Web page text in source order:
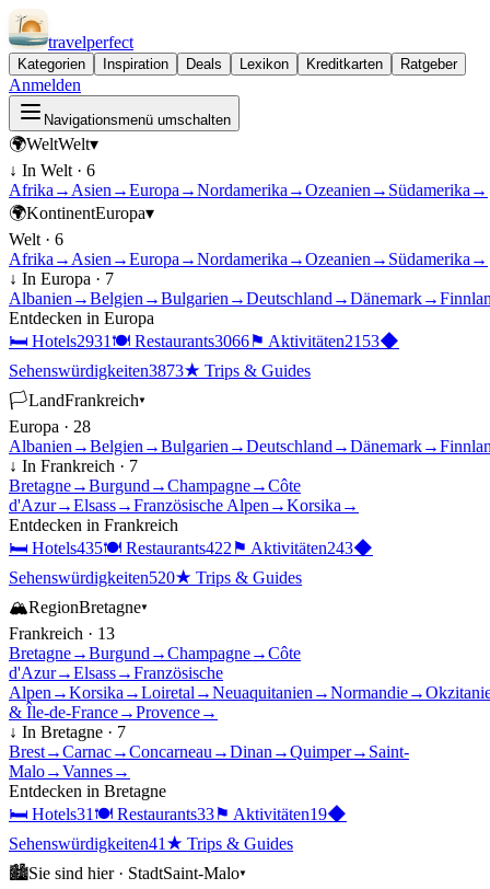
travelperfect
Kategorien Inspiration Deals Lexikon Kreditkarten Ratgeber
Anmelden
Navigationsmenü umschalten
🌍WeltWelt▾
↓ In Welt · 6
Afrika → Asien →Europa →Nordamerika →Ozeanien → Südamerika →
🌍KontinentEuropa▾
Welt · 6
Afrika → Asien →Europa →Nordamerika →Ozeanien → Südamerika →
↓ In Europa · 7
Albanien →Belgien →Bulgarien →Deutschland →Dänemark→
Entdecken in Europa
🛏 Hotels2931 🍽 Restaurants3066⚑ Aktivitäten2153◆
Sehenswürdigkeiten3873★ Trips & Guides
🏳LandFrankreich▾
Europa · 28
Albanien →Belgien →Bulgarien →Deutschland →Dänemark→
↓ In Frankreich · 7
Bretagne→Burgund →Champagne→Côte
d'Azur→Elsass→Französische Alpen →Korsika →
Entdecken in Frankreich
🛏 Hotels435🍽 Restaurants422⚑ Aktivitäten243◆
Sehenswürdigkeiten520★ Trips & Guides
🏔RegionBretagne▾
Frankreich · 13
Bretagne→Burgund →Champagne→Côte
d'Azur→Elsass→Französische
Alpen →Korsika →Loiretal →Neuaquitanien →Normandie→
& Île-de-France→Provence→
↓ In Bretagne · 7
Brest→Carnac→Concarneau →Dinan →Quimper→ Saint-
Malo→Vannes→
Entdecken in Bretagne
🛏 Hotels31 🍽 Restaurants33⚑ Aktivitäten19◆
Sehenswürdigkeiten41 ★ Trips & Guides
🏙Sie sind hier · StadtSaint-Malo▾